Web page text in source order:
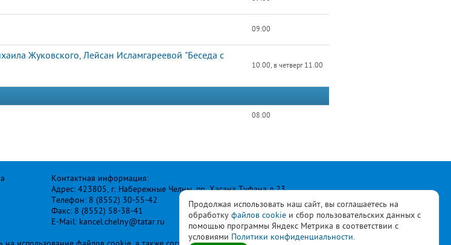
Продолжая использовать наш сайт, вы соглашаетесь на
обработку файлов cookie и сбор пользовательских данных с
помощью программы Яндекс Метрика в соответствии с
условиями Политики конфиденциальности.
09:00
Жуковского, Лейсан Исламгареевой "Беседа с
10.00, в четверг 11.00
08:00
Контактная информация:
Адрес: 423805, г. Набережные Челны, пр. Хасана Туфана д.23
Телефон: 8 (8552) 30-55-42
Факс: 8 (8552) 58-38-41
E-Mail: kancel.chelny@tatar.ru